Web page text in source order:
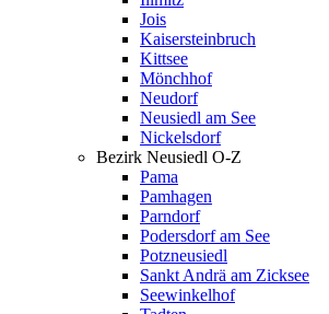
Jois
Kaisersteinbruch
Kittsee
Mönchhof
Neudorf
Neusiedl am See
Nickelsdorf
Bezirk Neusiedl O-Z
Pama
Pamhagen
Parndorf
Podersdorf am See
Potzneusiedl
Sankt Andrä am Zicksee
Seewinkelhof